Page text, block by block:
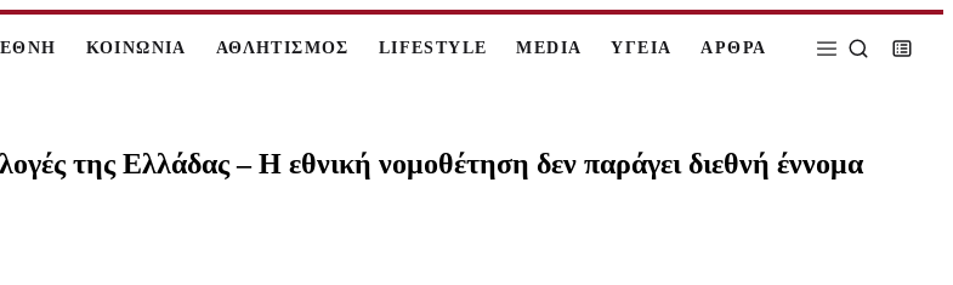
ΚΟΙΝΩΝΙΑ ΑΘΛΗΤΙΣΜΟΣ LIFESTYLE MEDIA ΥΓΕΙΑ ΑΡΘΡΑ
της Ελλάδας – Η εθνική νομοθέτηση δεν παράγει διεθνή έννομα